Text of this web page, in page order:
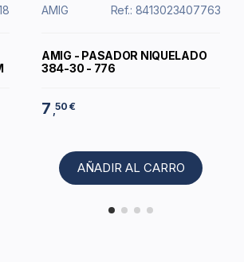
AMIG Ref.: 8413023407763
AMIG - PASADOR NIQUELADO
384-30 - 776
7 ,50 €
AÑADIR AL CARRO